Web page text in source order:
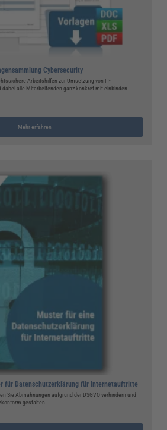
Cybersecurity
Arbeitshilfen zur Umsetzung von IT-
alle Mitarbeitenden ganz konkret mit einbinden
Mehr erfahren
für Datenschutzerklärung für Internetauftritte
Sie Abmahnungen aufgrund der DSGVO verhindern und
gestalten.